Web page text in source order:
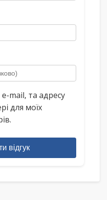
mail, та адресу
для моїх
відгук